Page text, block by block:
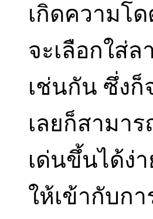
เกิดความโ
จะเลือกใส่ล
เช่นกัน ซึ่ง
เลยก็สามา
เด่นขึ้นได้ง่
ให้เข้ากับก